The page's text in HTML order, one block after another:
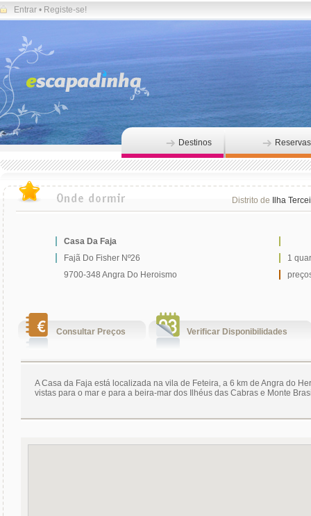
Entrar • Registe-se!
Destinos Reservas
Distrito de Ilha
Casa Da Faja
Fajã Do Fisher Nº26
1
9700-348 Angra Do Heroismo
Consultar Preços Verificar Disponibilidades
A Casa da Faja está localizada na vila de Feteira, a 6 km de Angra do
vistas para o mar e para a beira-mar dos Ilhéus das Cabras e Monte